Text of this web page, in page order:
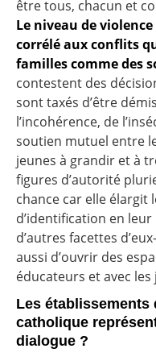
être tous, chacun et
Le niveau de
corrélé aux conflits
familles comme des
contestent des
sont taxés d’être
l’incohérence, de
soutien mutuel entre
jeunes à grandir et à
figures d’autorité
chance car elle élargit
d’identification en
d’autres facettes
aussi d’ouvrir des
éducateurs et avec les
Les établissements
catholique
dialogue ?